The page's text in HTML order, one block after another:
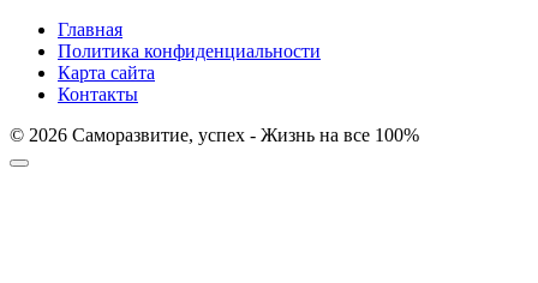
Главная
Политика конфиденциальности
Карта сайта
Контакты
© 2026 Саморазвитие, успех - Жизнь на все 100%